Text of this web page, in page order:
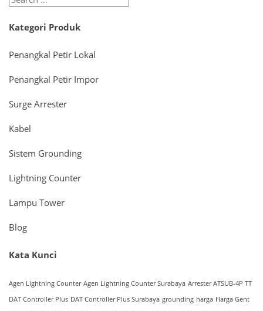
Kategori Produk
Penangkal Petir Lokal
Penangkal Petir Impor
Surge Arrester
Kabel
Sistem Grounding
Lightning Counter
Lampu Tower
Blog
Kata Kunci
Agen Lightning Counter Agen Lightning Counter Surabaya Arrester ATSUB-4P TT
DAT Controller Plus DAT Controller Plus Surabaya grounding harga Harga Gent